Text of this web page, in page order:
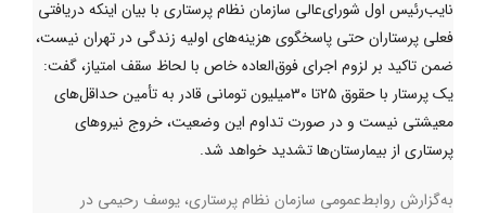
نایب‌رئیس اول شورای‌عالی سازمان نظام پرستاری با بیان اینکه دریافتی
فعلی پرستاران حتی پاسخگوی هزینه‌های اولیه زندگی در تهران نیست،
ضمن تاکید بر لزوم اجرای فوق‌العاده خاص با لحاظ سقف امتیاز، گفت:
یک پرستار با حقوق ۲۵تا ۳۰میلیون تومانی قادر به تأمین حداقل‌های
معیشتی نیست و در صورت تداوم این وضعیت، خروج نیروهای
پرستاری از بیمارستان‌ها تشدید خواهد شد.
به‌گزارش روابط‌عمومی سازمان نظام پرستاری، یوسف رحیمی در